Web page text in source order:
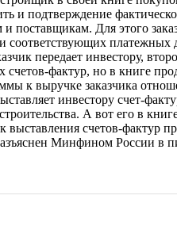
и подтверждение
и поставщикам. Для этого
соответствующих
передает инвестору,
счетов-фактур, но в книге
к выручке заказчика
инвестору счет-
А вот его в
выставления счетов-фактур
Минфином России в